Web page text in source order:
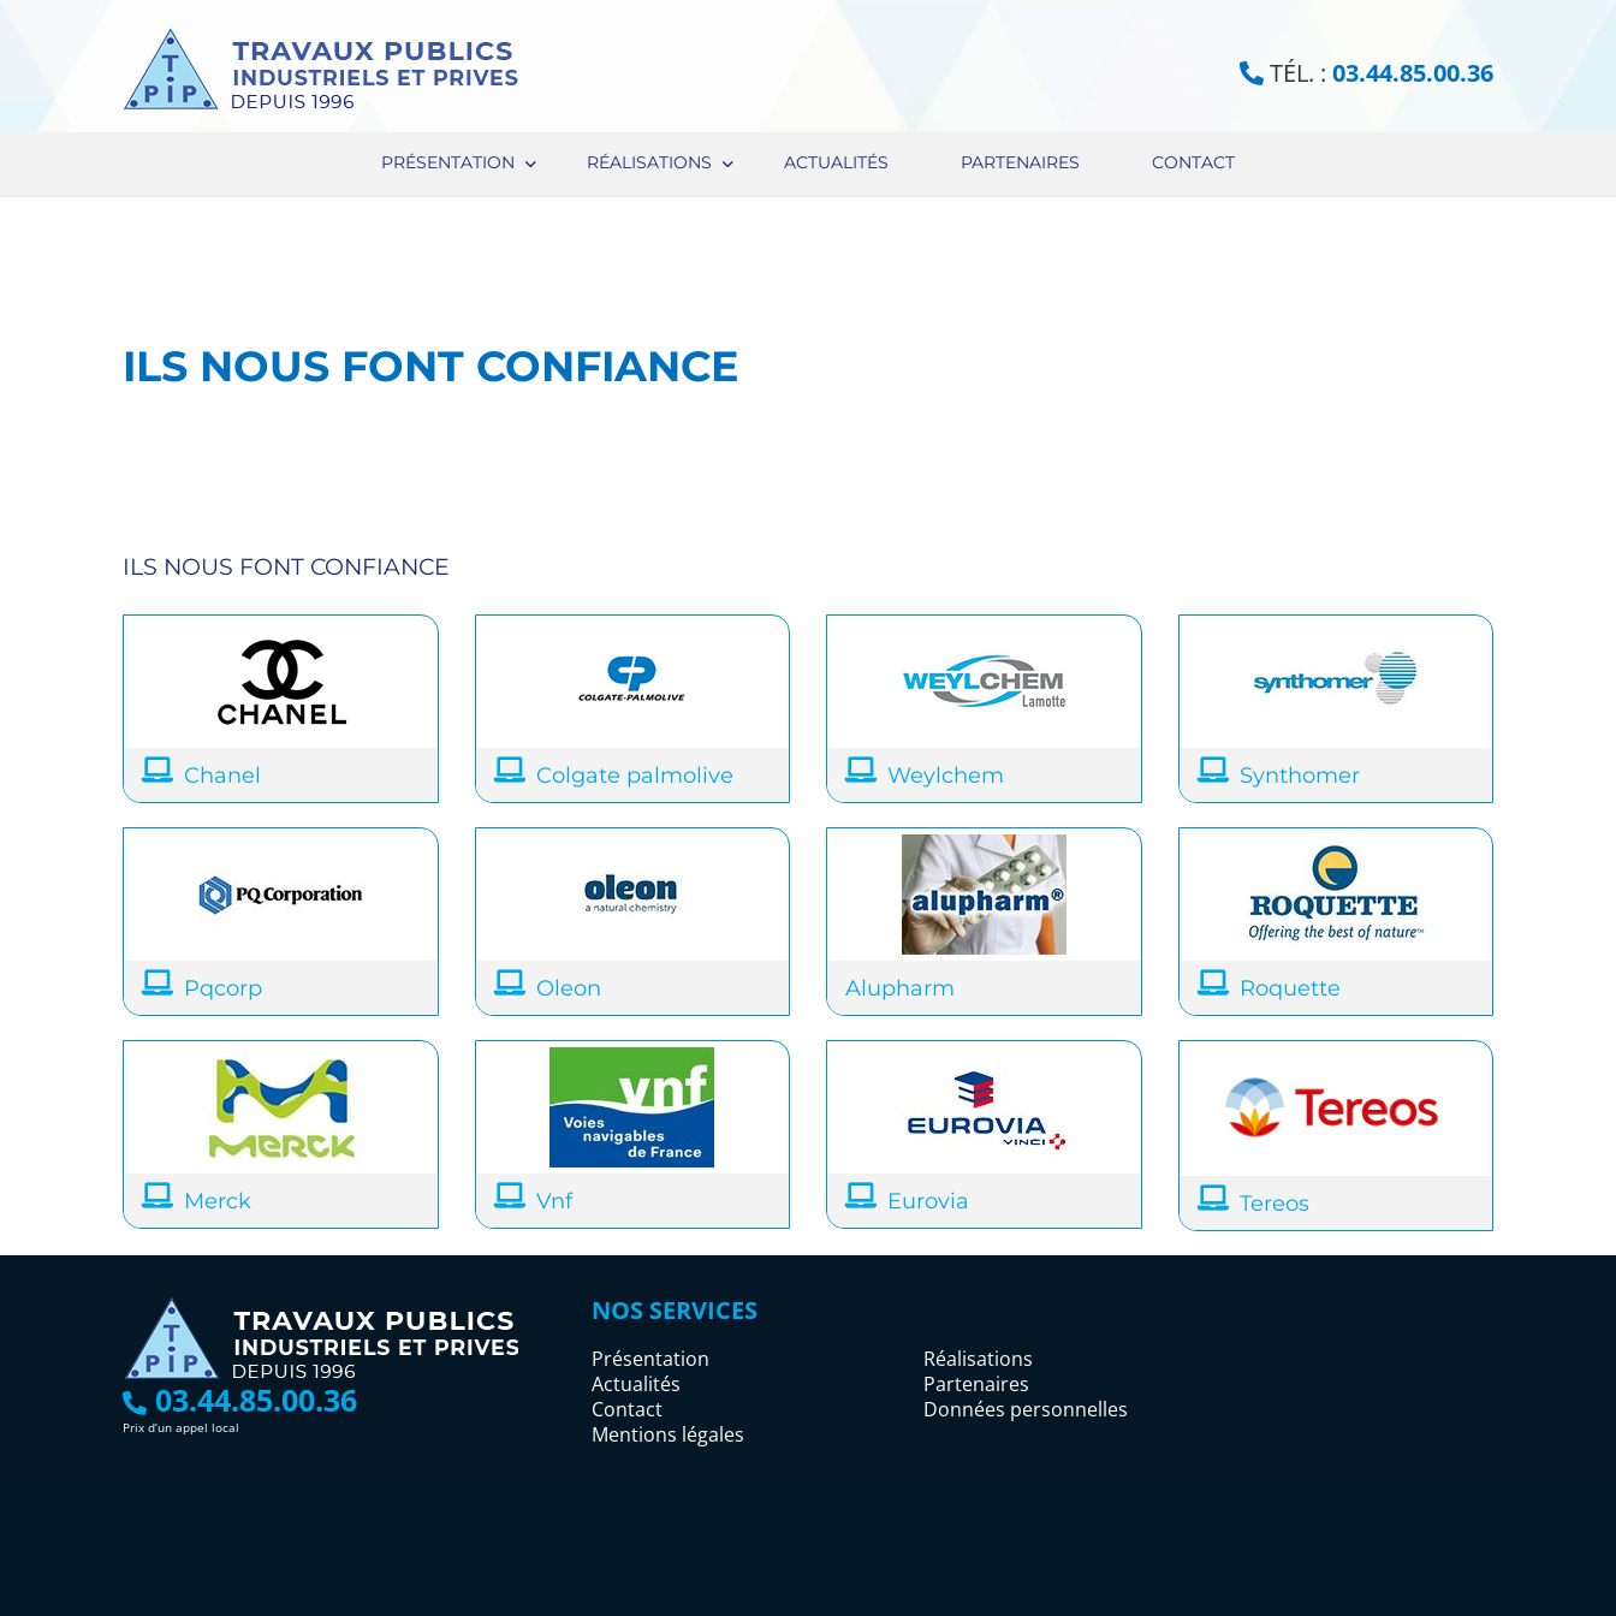
TÉL. : 03.44.85.00.36
PRÉSENTATION RÉALISATIONS ACTUALITÉS PARTENAIRES CONTACT
ILS NOUS FONT CONFIANCE
ILS NOUS FONT CONFIANCE
Chanel Colgate palmolive Weylchem Synthomer
Pqcorp Oleon Alupharm Roquette
Merck Vnf Eurovia Tereos
03.44.85.00.36
Prix d’un appel local
NOS SERVICES
Présentation
Réalisations
Actualités
Partenaires
Contact
Données personnelles
Mentions légales